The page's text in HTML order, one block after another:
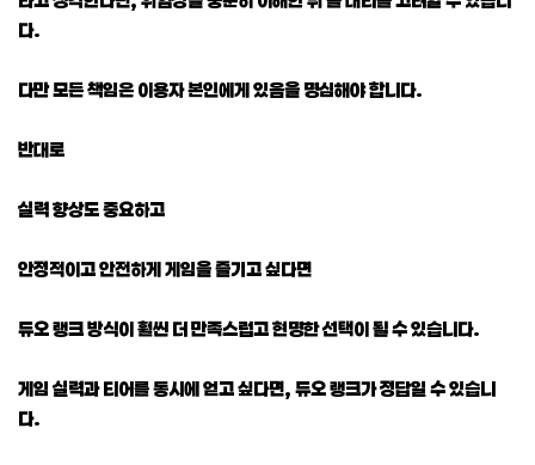
다.
다만 모든 책임은 이용자 본인에게 있음을 명심해야 합니다.
반대로
실력 향상도 중요하고
안정적이고 안전하게 게임을 즐기고 싶다면
듀오 랭크 방식이 훨씬 더 만족스럽고 현명한 선택이 될 수 있습니다.
게임 실력과 티어를 동시에 얻고 싶다면, 듀오 랭크가 정답일 수 있습니
다.